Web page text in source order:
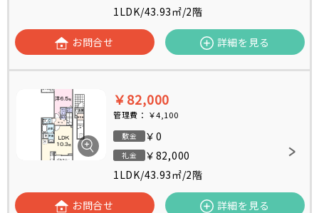
1LDK/43.93㎡/2階
お問合せ 詳細を見る
￥82,000
管理費： ￥4,100
敷金 ￥0
礼金
￥82,000
1LDK/43.93㎡/2階
お問合せ 詳細を見る